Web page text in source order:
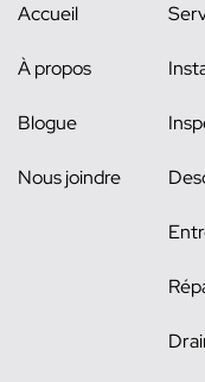
Accueil
À propos
Blogue
Nous joindre